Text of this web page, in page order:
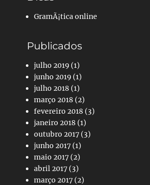
GramÃ¡tica online
Publicados
julho 2019 (1)
junho 2019 (1)
julho 2018 (1)
março 2018 (2)
fevereiro 2018 (3)
janeiro 2018 (1)
outubro 2017 (3)
junho 2017 (1)
maio 2017 (2)
abril 2017 (3)
março 2017 (2)